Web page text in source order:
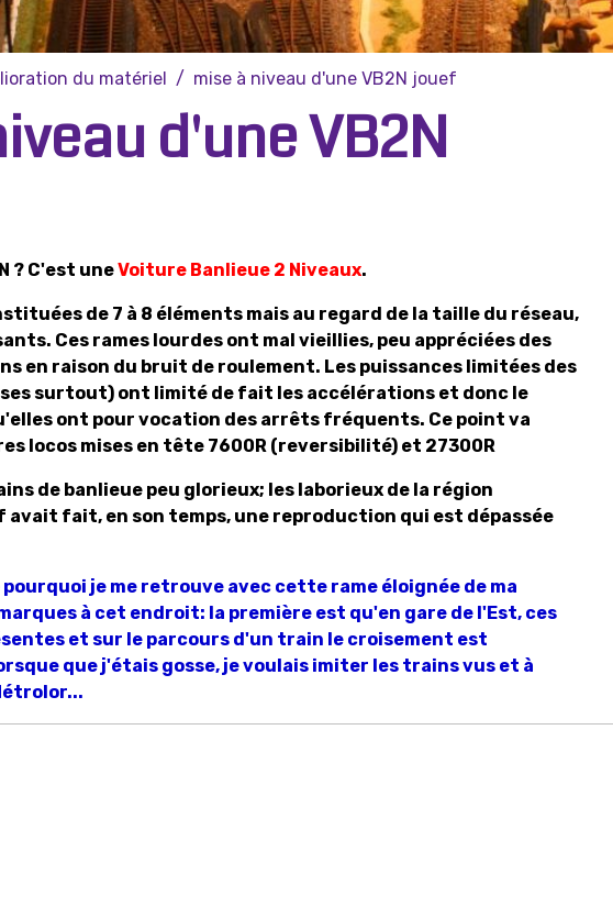
du matériel mise à niveau d'une VB2N jouef
d'une VB2N
? C'est uneVoiture Banlieue 2 Niveaux.
de 7 à 8 éléments mais au regard de la taille du réseau,
Ces rames lourdes ont mal vieillies, peu appréciées des
en raison du bruit de roulement. Les puissances limitées des
surtout) ont limité de fait les accélérations et donc le
ont pour vocation des arrêts fréquents. Ce point va
locos mises en tête 7600R (reversibilité) et 27300R
de banlieue peu glorieux; les laborieux de la région
avait fait, en son temps, une reproduction qui est dépassée
je me retrouve avec cette rame éloignée de ma
à cet endroit: la première est qu'en gare de l'Est, ces
et sur le parcours d'un train le croisement est
que j'étais gosse, je voulais imiter les trains vus et à